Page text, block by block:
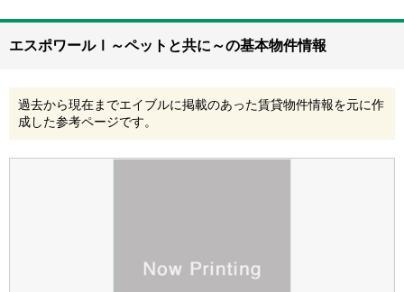
エスポワールⅠ～ペットと共に～の基本物件情報
過去から現在までエイブルに掲載のあった賃貸物件情報を元に作
成した参考ページです。